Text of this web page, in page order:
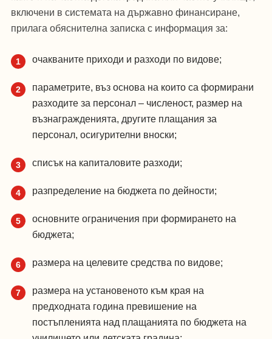
включени в системата на държавно финансиране,
прилага обяснителна записка с информация за:
очакваните приходи и разходи по видове;
параметрите, въз основа на които са формирани
разходите за персонал – численост, размер на
възнагражденията, другите плащания за
персонал, осигурителни вноски;
списък на капиталовите разходи;
разпределение на бюджета по дейности;
основните ограничения при формирането на
бюджета;
размера на целевите средства по видове;
размера на установеното към края на
предходната година превишение на
постъпленията над плащанията по бюджета на